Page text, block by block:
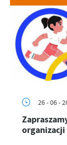
26 - 06 -